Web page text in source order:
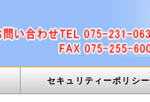
セキュリティーポリシー